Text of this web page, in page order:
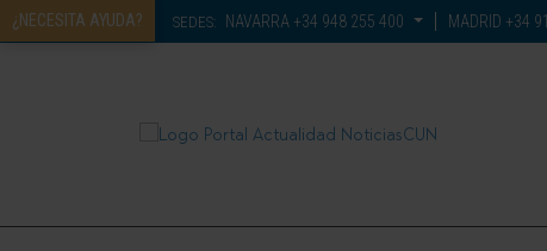
¿NECESITA AYUDA? SEDES: NAVARRA +34 948 255 400 MADRID +34